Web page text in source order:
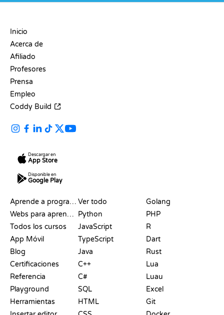
Inicio
Acerca de
Afiliado
Profesores
Prensa
Empleo
Coddy Build
Descargar en
App Store
Disponible en
Google Play
Aprende a programar
Webs para aprender a programar gratis
Todos los cursos
App Móvil
Blog
Certificaciones
Referencia
Playground
Herramientas
Ver todo
Python
JavaScript
TypeScript
Java
C++
C#
SQL
HTML
Golang
PHP
R
Dart
Rust
Lua
Luau
Excel
Git